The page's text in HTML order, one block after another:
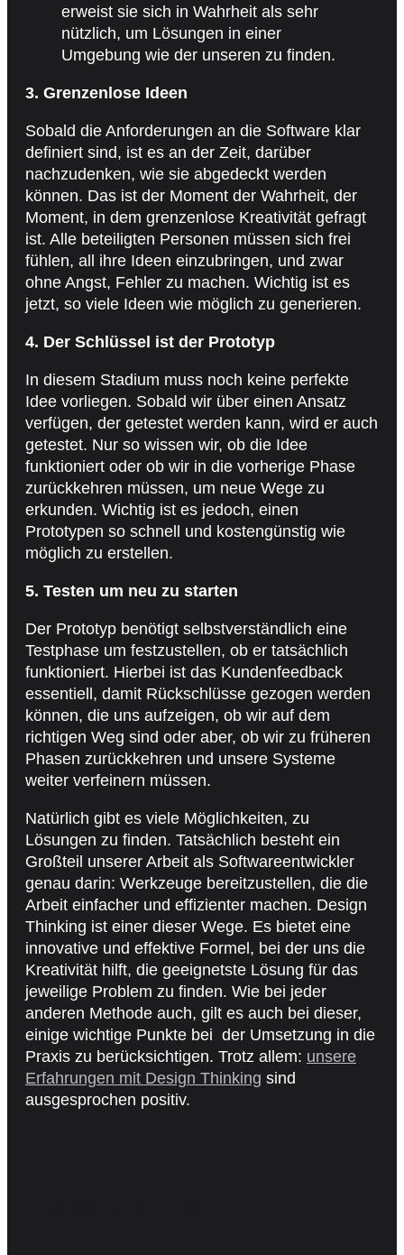
erweist sie sich in Wahrheit als sehr
nützlich, um Lösungen in einer
Umgebung wie der unseren zu finden.
3. Grenzenlose Ideen
Sobald die Anforderungen an die Software klar
definiert sind, ist es an der Zeit, darüber
nachzudenken, wie sie abgedeckt werden
können. Das ist der Moment der Wahrheit, der
Moment, in dem grenzenlose Kreativität gefragt
ist. Alle beteiligten Personen müssen sich frei
fühlen, all ihre Ideen einzubringen, und zwar
ohne Angst, Fehler zu machen. Wichtig ist es
jetzt, so viele Ideen wie möglich zu generieren.
4. Der Schlüssel ist der Prototyp
In diesem Stadium muss noch keine perfekte
Idee vorliegen. Sobald wir über einen Ansatz
verfügen, der getestet werden kann, wird er auch
getestet. Nur so wissen wir, ob die Idee
funktioniert oder ob wir in die vorherige Phase
zurückkehren müssen, um neue Wege zu
erkunden. Wichtig ist es jedoch, einen
Prototypen so schnell und kostengünstig wie
möglich zu erstellen.
5. Testen um neu zu starten
Der Prototyp benötigt selbstverständlich eine
Testphase um festzustellen, ob er tatsächlich
funktioniert. Hierbei ist das Kundenfeedback
essentiell, damit Rückschlüsse gezogen werden
können, die uns aufzeigen, ob wir auf dem
richtigen Weg sind oder aber, ob wir zu früheren
Phasen zurückkehren und unsere Systeme
weiter verfeinern müssen.
Natürlich gibt es viele Möglichkeiten, zu
Lösungen zu finden. Tatsächlich besteht ein
Großteil unserer Arbeit als Softwareentwickler
genau darin: Werkzeuge bereitzustellen, die die
Arbeit einfacher und effizienter machen. Design
Thinking ist einer dieser Wege. Es bietet eine
innovative und effektive Formel, bei der uns die
Kreativität hilft, die geeignetste Lösung für das
jeweilige Problem zu finden. Wie bei jeder
anderen Methode auch, gilt es auch bei dieser,
einige wichtige Punkte bei der Umsetzung in die
Praxis zu berücksichtigen. Trotz allem: unsere
Erfahrungen mit Design Thinking sind
ausgesprochen positiv.